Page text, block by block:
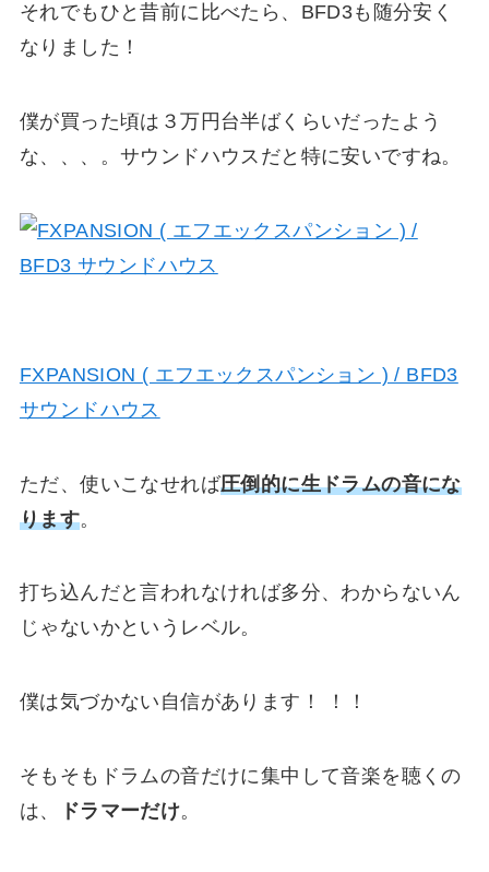
それでもひと昔前に比べたら、BFD3も随分安く
なりました！
僕が買った頃は３万円台半ばくらいだったよう
な、、、。サウンドハウスだと特に安いですね。
FXPANSION ( エフエックスパンション ) / BFD3
サウンドハウス
ただ、使いこなせれば圧倒的に生ドラムの音にな
ります。
打ち込んだと言われなければ多分、わからないん
じゃないかというレベル。
僕は気づかない自信があります！ ！！
そもそもドラムの音だけに集中して音楽を聴くの
は、
ドラマーだけ。